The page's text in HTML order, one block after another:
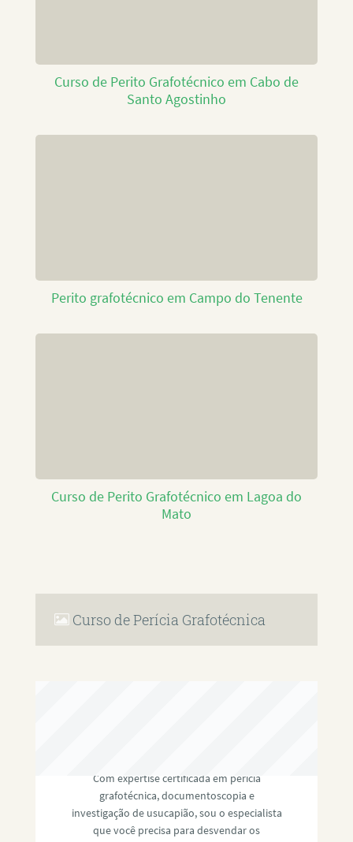
Curso de Perito Grafotécnico em Cabo de
Santo Agostinho
Perito grafotécnico em Campo do Tenente
Curso de Perito Grafotécnico em Lagoa do
Mato
Curso de Perícia Grafotécnica
Com expertise certificada em perícia
grafotécnica, documentoscopia e
investigação de usucapião, sou o especialista
que você precisa para desvendar os